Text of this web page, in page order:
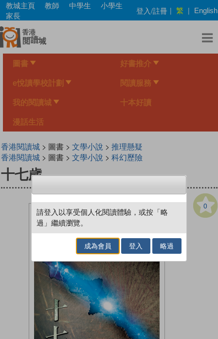
Skip
main
content
教城主頁 教師 中學生
小學生
家長
登入/註冊 | 繁 | English
圖書 好書推介
e悅讀學校計劃 閱讀服務
我的閱讀城 十本好讀
漫話生活
香港閱讀城> 圖書 > 文學小說 > 推理懸疑
香港閱讀城> 圖書 > 文學小說 > 科幻歷險
十七歲
0
請登入以享受個人化閱讀體驗，或按「略
過」繼續瀏覽。
成為會員 登入 略過